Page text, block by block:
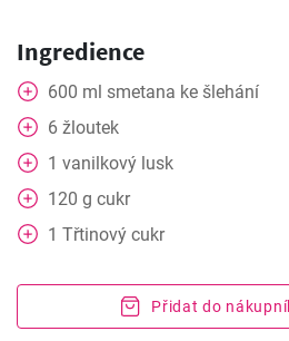
Ingredience
600 ml smetana ke šlehání
6 žloutek
1 vanilkový lusk
120 g cukr
1 Třtinový cukr
Přidat do